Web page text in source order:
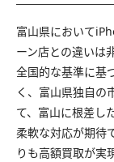
富山県において
ーン店との違いは
全国的な基準に基
く、富山県独自の
て、富山に根差し
柔軟な対応が期待
りも高額買取が実